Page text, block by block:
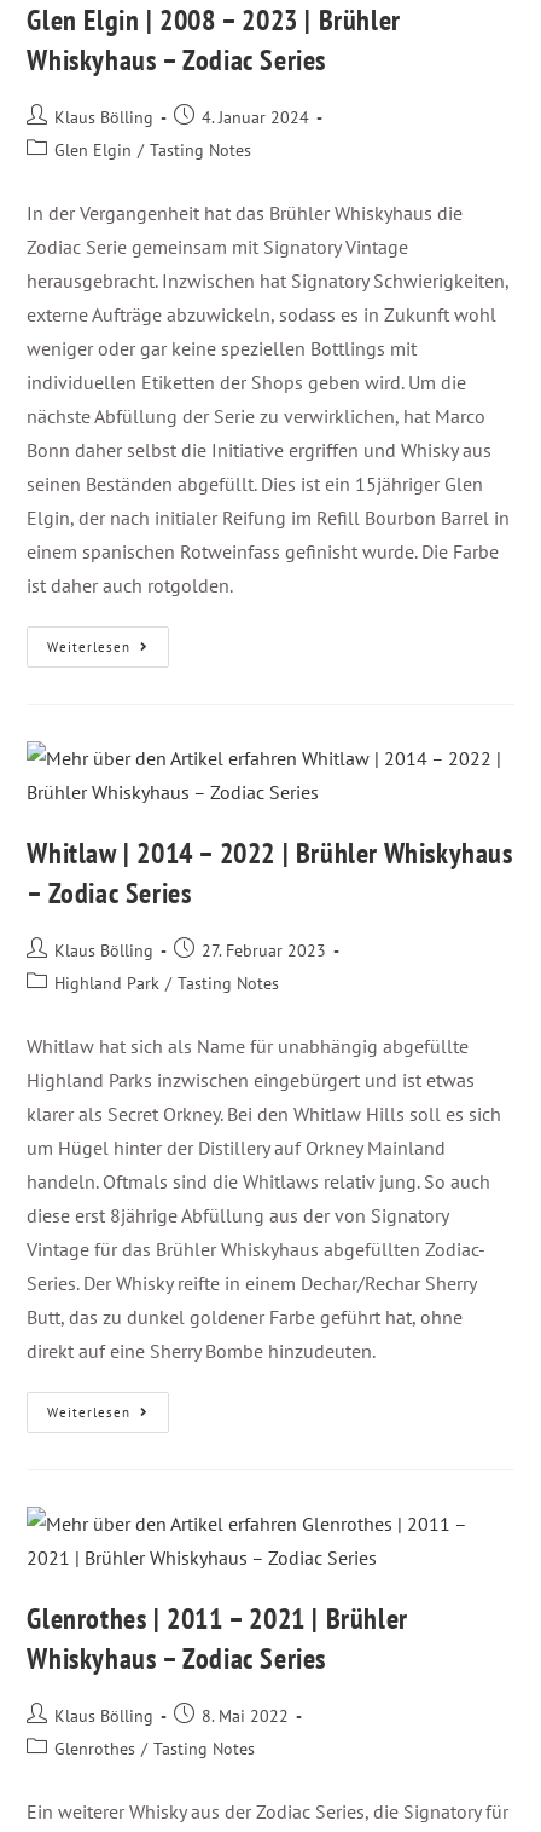
Glen Elgin | 2008 – 2023 | Brühler
Whiskyhaus – Zodiac Series
Klaus Bölling
4. Januar 2024
Glen Elgin / Tasting Notes
In der Vergangenheit hat das Brühler Whiskyhaus die
Zodiac Serie gemeinsam mit Signatory Vintage
herausgebracht. Inzwischen hat Signatory Schwierigkeiten,
externe Aufträge abzuwickeln, sodass es in Zukunft wohl
weniger oder gar keine speziellen Bottlings mit
individuellen Etiketten der Shops geben wird. Um die
nächste Abfüllung der Serie zu verwirklichen, hat Marco
Bonn daher selbst die Initiative ergriffen und Whisky aus
seinen Beständen abgefüllt. Dies ist ein 15jähriger Glen
Elgin, der nach initialer Reifung im Refill Bourbon Barrel in
einem spanischen Rotweinfass gefinisht wurde. Die Farbe
ist daher auch rotgolden.
Weiterlesen
Whitlaw | 2014 – 2022 | Brühler Whiskyhaus
– Zodiac Series
Klaus Bölling
27. Februar 2023
Highland Park / Tasting Notes
Whitlaw hat sich als Name für unabhängig abgefüllte
Highland Parks inzwischen eingebürgert und ist etwas
klarer als Secret Orkney. Bei den Whitlaw Hills soll es sich
um Hügel hinter der Distillery auf Orkney Mainland
handeln. Oftmals sind die Whitlaws relativ jung. So auch
diese erst 8jährige Abfüllung aus der von Signatory
Vintage für das Brühler Whiskyhaus abgefüllten Zodiac-
Series. Der Whisky reifte in einem Dechar/Rechar Sherry
Butt, das zu dunkel goldener Farbe geführt hat, ohne
direkt auf eine Sherry Bombe hinzudeuten.
Weiterlesen
Glenrothes | 2011 – 2021 | Brühler
Whiskyhaus – Zodiac Series
Klaus Bölling
8. Mai 2022
Glenrothes / Tasting Notes
Ein weiterer Whisky aus der Zodiac Series, die Signatory für